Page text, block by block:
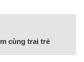
cùng trai trẻ